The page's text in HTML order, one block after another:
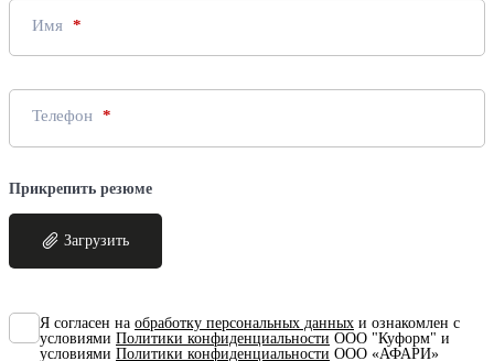
Имя
Телефон
Прикрепить резюме
Загрузить
Я согласен на обработку персональных данных и ознакомлен с
условиями Политики конфиденциальности ООО "Куформ" и
условиями Политики конфиденциальности ООО «АФАРИ»